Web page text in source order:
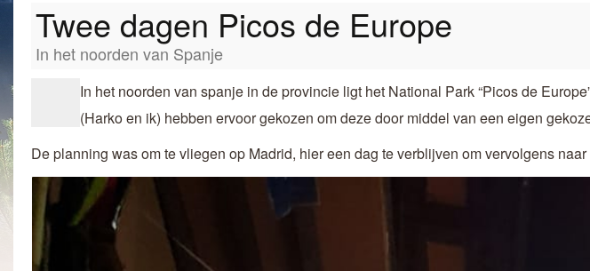
Twee dagen Picos de Europe
In het noorden van Spanje
In het noorden van spanje in de provincie ligt het National Park “Picos de
(Harko en ik) hebben ervoor gekozen om deze door middel van een eigen
De planning was om te vliegen op Madrid, hier een dag te verblijven om vervolgens